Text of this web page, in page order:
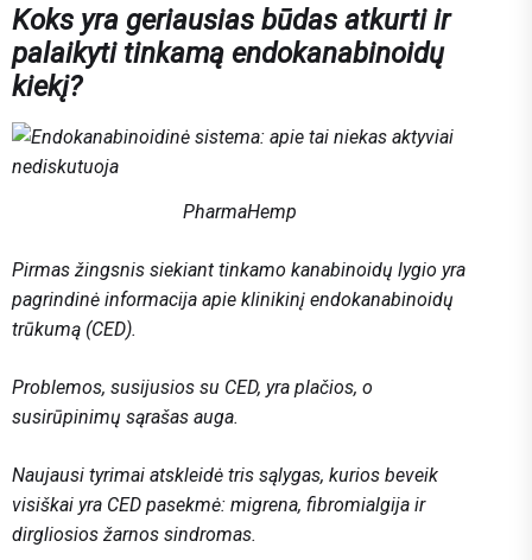
Koks yra geriausias būdas atkurti ir
palaikyti tinkamą endokanabinoidų
kiekį?
PharmaHemp
Pirmas žingsnis siekiant tinkamo kanabinoidų lygio yra
pagrindinė informacija apie klinikinį endokanabinoidų
trūkumą (CED).
Problemos, susijusios su CED, yra plačios, o
susirūpinimų sąrašas auga.
Naujausi tyrimai atskleidė tris sąlygas, kurios beveik
visiškai yra CED pasekmė: migrena, fibromialgija ir
dirgliosios žarnos sindromas.